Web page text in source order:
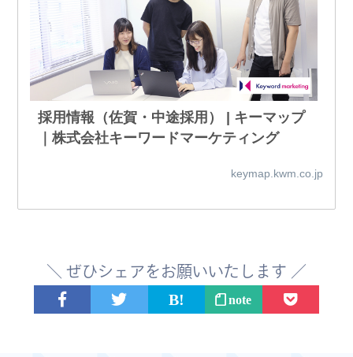
採用情報（佐賀・中途採用） | キーマップ
｜株式会社キーワードマーケティング
keymap.kwm.co.jp
＼ ぜひシェアをお願いいたします ／
note